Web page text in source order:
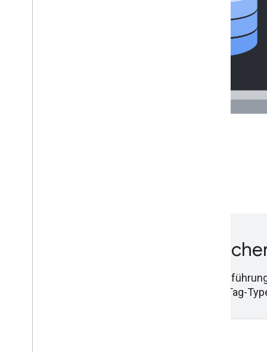
Tag Manager-
Tag Manager unterstützt Maßnahmen zur
Außerdem können Sie einschränken, welche Tag-